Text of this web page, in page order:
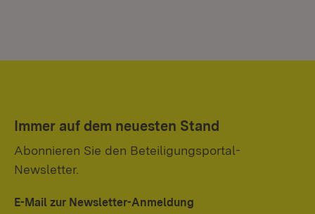
Immer auf dem neuesten Stand
Abonnieren Sie den Beteiligungsportal-
Newsletter.
E-Mail zur Newsletter-Anmeldung